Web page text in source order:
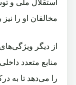
استقلال ملی و
مخالفان او را
از دیگر
منابع متعدد
را می‌دهد تا به